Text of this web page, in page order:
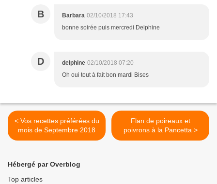
B Barbara 02/10/2018 17:43
bonne soirée puis mercredi Delphine
D delphine 02/10/2018 07:20
Oh oui tout à fait bon mardi Bises
< Vos recettes préférées du
mois de Septembre 2018
Flan de poireaux et
poivrons à la Pancetta >
Hébergé par Overblog
Top articles